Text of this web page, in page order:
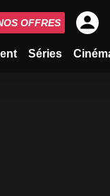
Séries
OFFRES